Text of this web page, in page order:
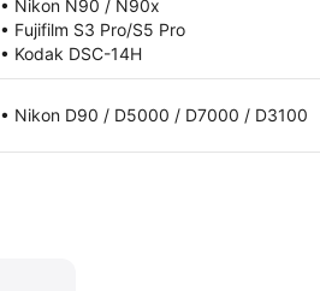
• Nikon N90 / N90x
• Fujifilm S3 Pro/S5 Pro
• Kodak DSC-14H
• Nikon D90 / D5000 / D7000 / D3100